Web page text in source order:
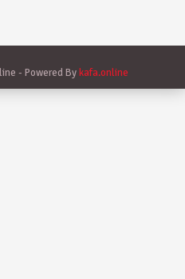
- Powered By kafa.online